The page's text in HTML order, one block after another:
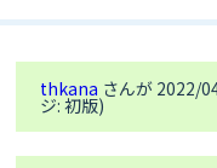
        }
    }
  	lastSw=nowSw; //「いまのスイッチ状態」は、次回には
「直前の状態」になる
thkana さんが 2022/
ジ: 初版)